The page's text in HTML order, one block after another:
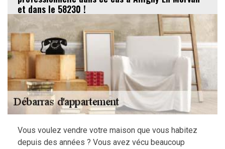
et dans le 58230 !
Vous voulez vendre votre maison que vous habitez
depuis des années ? Vous avez vécu beaucoup